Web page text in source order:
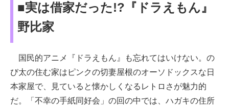
■実は借家だった!?『ドラえもん』
野比家
国民的アニメ『ドラえもん』も忘れてはいけない。の
び太の住む家はピンクの切妻屋根のオーソドックスな日
本家屋で、見ていると懐かしくなるレトロさが魅力的
だ。「不幸の手紙同好会」の回の中では、ハガキの住所